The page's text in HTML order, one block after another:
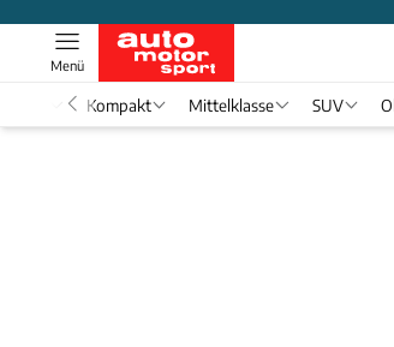
Menü
Kompakt Mittelklasse SUV